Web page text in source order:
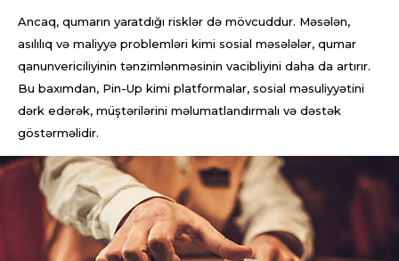
Ancaq, qumarın yaratdığı risklər də mövcuddur. Məsələn,
asılılıq və maliyyə problemləri kimi sosial məsələlər, qumar
qanunvericiliyinin tənzimlənməsinin vacibliyini daha da artırır.
Bu baxımdan, Pin-Up kimi platformalar, sosial məsuliyyətini
dərk edərək, müştərilərini məlumatlandırmalı və dəstək
göstərməlidir.